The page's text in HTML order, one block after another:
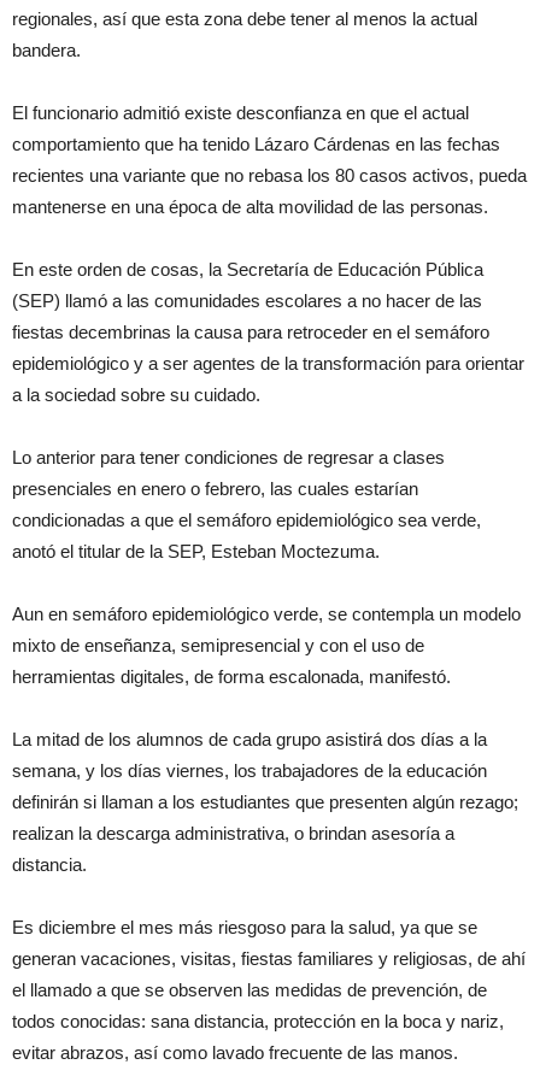
regionales, así que esta zona debe tener al menos la actual
bandera.
El funcionario admitió existe desconfianza en que el actual
comportamiento que ha tenido Lázaro Cárdenas en las fechas
recientes una variante que no rebasa los 80 casos activos, pueda
mantenerse en una época de alta movilidad de las personas.
En este orden de cosas, la Secretaría de Educación Pública
(SEP) llamó a las comunidades escolares a no hacer de las
fiestas decembrinas la causa para retroceder en el semáforo
epidemiológico y a ser agentes de la transformación para orientar
a la sociedad sobre su cuidado.
Lo anterior para tener condiciones de regresar a clases
presenciales en enero o febrero, las cuales estarían
condicionadas a que el semáforo epidemiológico sea verde,
anotó el titular de la SEP, Esteban Moctezuma.
Aun en semáforo epidemiológico verde, se contempla un modelo
mixto de enseñanza, semipresencial y con el uso de
herramientas digitales, de forma escalonada, manifestó.
La mitad de los alumnos de cada grupo asistirá dos días a la
semana, y los días viernes, los trabajadores de la educación
definirán si llaman a los estudiantes que presenten algún rezago;
realizan la descarga administrativa, o brindan asesoría a
distancia.
Es diciembre el mes más riesgoso para la salud, ya que se
generan vacaciones, visitas, fiestas familiares y religiosas, de ahí
el llamado a que se observen las medidas de prevención, de
todos conocidas: sana distancia, protección en la boca y nariz,
evitar abrazos, así como lavado frecuente de las manos.